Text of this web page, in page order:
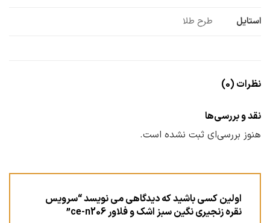
استایل طرح طلا
نظرات (0)
نقد و بررسی‌ها
هنوز بررسی‌ای ثبت نشده است.
اولین کسی باشید که دیدگاهی می نویسد “سرویس
نقره زنجیری نگین سبز اشک و فلاور ce-n206”